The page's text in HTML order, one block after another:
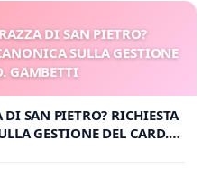
DI SAN PIETRO?
SULLA GESTIONE
GAMBETTI
DI SAN PIETRO? RICHIESTA
GESTIONE DEL CARD.